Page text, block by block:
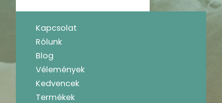
Kapcsolat
Rólunk
Blog
Vélemények
Kedvencek
Termékek